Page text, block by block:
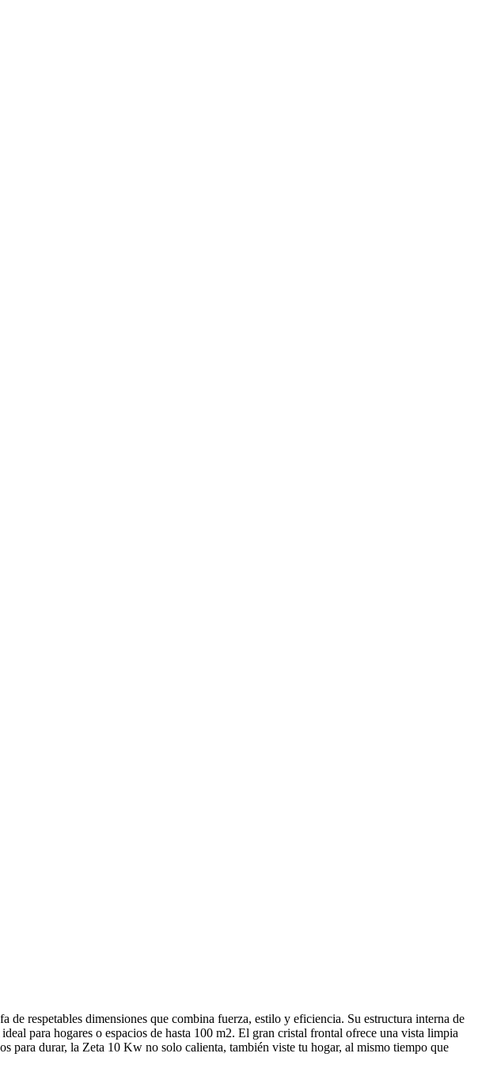
respetables dimensiones que combina fuerza, estilo y eficiencia. Su estructura interna de
para hogares o espacios de hasta 100 m2. El gran cristal frontal ofrece una vista limpia
para durar, la Zeta 10 Kw no solo calienta, también viste tu hogar, al mismo tiempo que